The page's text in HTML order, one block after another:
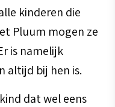
kinderen die
Pluum mogen ze
is namelijk
altijd bij hen is.
dat wel eens